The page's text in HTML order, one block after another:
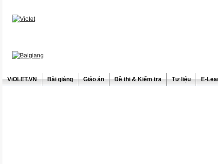
ViOLET.VN Bài giảng Giáo án Đề thi & Kiểm tra Tư liệu E-